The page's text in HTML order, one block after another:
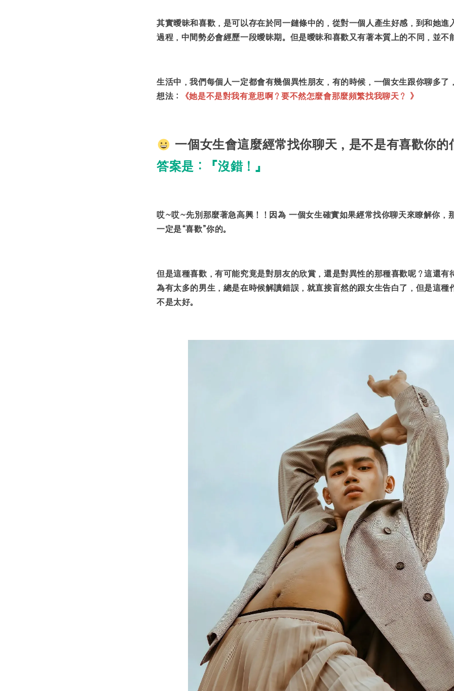
其實曖昧和喜歡，是可以存在於同一鏈條中的，從對一個人產生好感，到和她進
過程，中間勢必會經歷一段曖昧期。但是曖昧和喜歡又有著本質上的不同，並不
生活中，我們每個人一定都會有幾個異性朋友，有的時候，一個女生跟你聊多了
想法：
《她是不是對我有意思啊？要不然怎麼會那麼頻繁找我聊天？ 》
一個女生會這麼經常找你聊天，是不是有喜歡你的
答案是：『沒錯！』
哎~哎~先別那麼著急高興！！因為 一個女生確實如果經常找你聊天來瞭解你，
一定是“喜歡”你的。
但是這種喜歡，有可能究竟是對朋友的欣賞，還是對異性的那種喜歡呢？這還有
為有太多的男生，總是在時候解讀錯誤，就直接盲然的跟女生告白了，但是這種
不是太好。